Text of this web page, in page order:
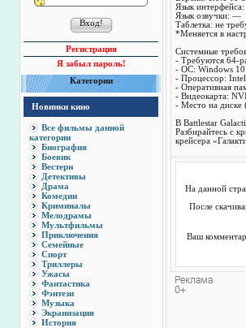
Регистрация
Я забыл пароль!
Категории
Новинки кино
Все фильмы данной
категории
Биография
Боевик
Вестерн
Детективы
Драма
Комедии
Криминалы
Мелодрамы
Мультфильмы
Приключения
Семейные
Спорт
Триллеры
Ужасы
Фантастика
Фэнтези
Музыка
Экранизация
История
Язык
Язык озвучки: —
Таблетка: не
*Меняется в
Системные
- Требуются 64-
- ОС: Windows 10
- Процессор:
- Оперативная
- Видеокарта:
- Место на диске
В Battlestar
Разбирайтесь с
крейсера
На данной
После
Ваш